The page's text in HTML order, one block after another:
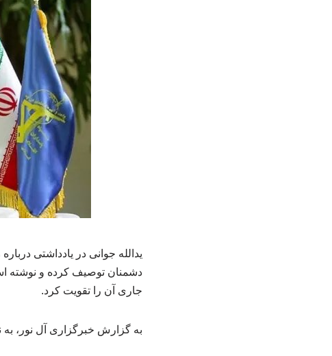
دشمنان توصیف کرده و نوشته
جاری آن را تقویت کرد.
به گزارش خبرگزاری آل نور،